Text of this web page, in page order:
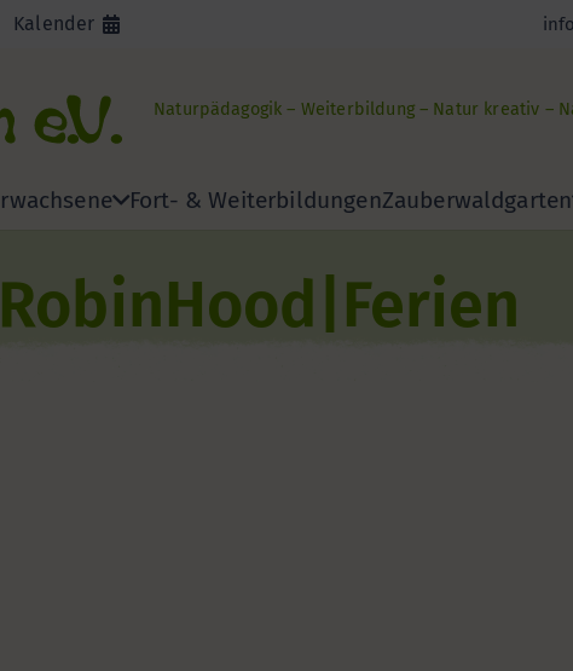
Kalender
Naturpädagogik – Weiterbildung – Natur kreativ –
Fort- & WeiterbildungenZauberwaldgarten